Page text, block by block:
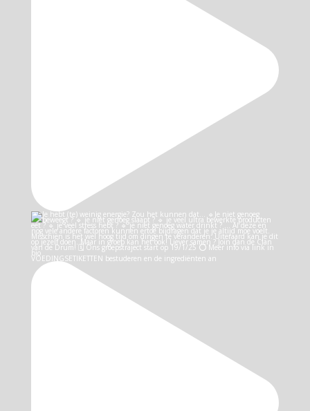
VOEDINGSETIKETTEN bestuderen en de ingrediënten an